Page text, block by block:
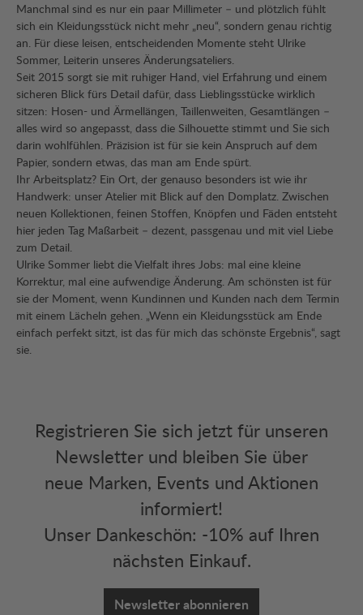
Manchmal sind es nur ein paar Millimeter – und plötzlich fühlt
sich ein Kleidungsstück nicht mehr „neu“, sondern genau richtig
an. Für diese leisen, entscheidenden Momente steht Ulrike
Sommer, Leiterin unseres Änderungsateliers.
Seit 2015 sorgt sie mit ruhiger Hand, viel Erfahrung und einem
sicheren Blick fürs Detail dafür, dass Lieblingsstücke wirklich
sitzen: Hosen- und Ärmellängen, Taillenweiten, Gesamtlängen –
alles wird so angepasst, dass die Silhouette stimmt und Sie sich
darin wohlfühlen. Präzision ist für sie kein Anspruch auf dem
Papier, sondern etwas, das man am Ende spürt.
Ihr Arbeitsplatz? Ein Ort, der genauso besonders ist wie ihr
Handwerk: unser Atelier mit Blick auf den Domplatz. Zwischen
neuen Kollektionen, feinen Stoffen, Knöpfen und Fäden entsteht
hier jeden Tag Maßarbeit – dezent, passgenau und mit viel Liebe
zum Detail.
Ulrike Sommer liebt die Vielfalt ihres Jobs: mal eine kleine
Korrektur, mal eine aufwendige Änderung. Am schönsten ist für
sie der Moment, wenn Kundinnen und Kunden nach dem Termin
mit einem Lächeln gehen. „Wenn ein Kleidungsstück am Ende
einfach perfekt sitzt, ist das für mich das schönste Ergebnis“, sagt
sie.
Registrieren Sie sich jetzt für unseren
Newsletter und bleiben Sie über
neue Marken, Events und Aktionen
informiert!
Unser Dankeschön: -10% auf Ihren
nächsten Einkauf.
Newsletter abonnieren